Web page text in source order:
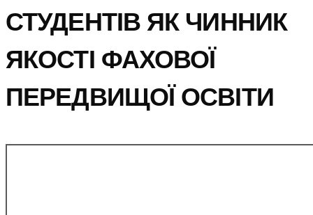
СТУДЕНТІВ ЯК ЧИННИК
ЯКОСТІ ФАХОВОЇ
ПЕРЕДВИЩОЇ ОСВІТИ